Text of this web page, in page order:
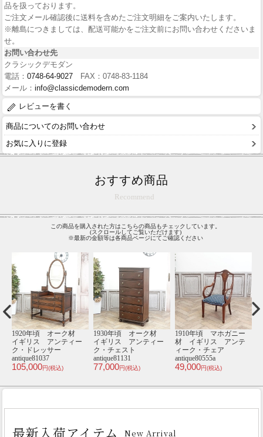
品を扱っております。
ご注文メール確認後に送料を含めたご注文明細をご案内いたします。
※離島につきましては、配送可能かをご注文前にお問い合わせくださいま
せ。
お問い合わせ先
クラシックデモダン
電話： 0748-64-9027 FAX：0748-83-1184
メール： info@classicdemodern.com
レビューを書く
商品についてのお問い合わせ
お気に入りに登録
おすすめ商品
Recommend
この商品を購入された方はこちらの商品もチェックしています。
(スクロールしてご覧いただけます)
※最新の金額等は各商品ページにてご確認ください
1930年頃 オーク材
イギリス アンティー
ク・チェスト
antique80839
110,000円(税込)
1940年頃 オーク材
イギリス アンティー
ク・コーナーキャビネ
ット antique81114
88,000円(税込)
1930年頃 オーク材
イギリス アンティー
ク・チェスト
antique80175
92,000円(税込)